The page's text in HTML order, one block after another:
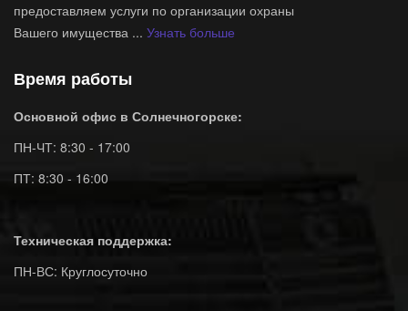
предоставляем услуги по организации охраны
Вашего имущества ... Узнать больше
Время работы
Основной офис в Солнечногорске:
ПН-ЧТ: 8:30 - 17:00
ПТ: 8:30 - 16:00
Техническая поддержка:
ПН-ВС: Круглосуточно